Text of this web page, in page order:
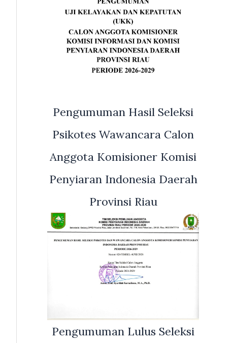
Pengumuman Hasil Seleksi
Psikotes Wawancara Calon
Anggota Komisioner Komisi
Penyiaran Indonesia Daerah
Provinsi Riau
Pengumuman Lulus Seleksi